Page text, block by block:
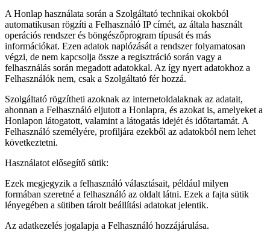
A Honlap használata során a Szolgáltató technikai okokból
automatikusan rögzíti a Felhasználó IP címét, az általa használt
operációs rendszer és böngészőprogram típusát és más
információkat. Ezen adatok naplózását a rendszer folyamatosan
végzi, de nem kapcsolja össze a regisztráció során vagy a
felhasználás során megadott adatokkal. Az így nyert adatokhoz a
Felhasználók nem, csak a Szolgáltató fér hozzá.
Szolgáltató rögzítheti azoknak az internetoldalaknak az adatait,
ahonnan a Felhasználó eljutott a Honlapra, és azokat is, amelyeket a
Honlapon látogatott, valamint a látogatás idejét és időtartamát. A
Felhasználó személyére, profiljára ezekből az adatokból nem lehet
következtetni.
Használatot elősegítő sütik:
Ezek megjegyzik a felhasználó választásait, például milyen
formában szeretné a felhasználó az oldalt látni. Ezek a fajta sütik
lényegében a sütiben tárolt beállítási adatokat jelentik.
Az adatkezelés jogalapja a Felhasználó hozzájárulása.